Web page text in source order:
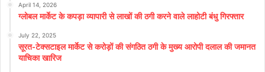
April 14, 2026
ग्लोबल मार्केट के कपड़ा व्यापारी से लाखों की ठगी करने वाले लाहोटी बंधु गिरफ्तार
July 22, 2025
सूरत-टेक्सटाइल मार्केट से करोड़ों की संगठित ठगी के मुख्य आरोपी दलाल की जमानत
याचिका खारिज